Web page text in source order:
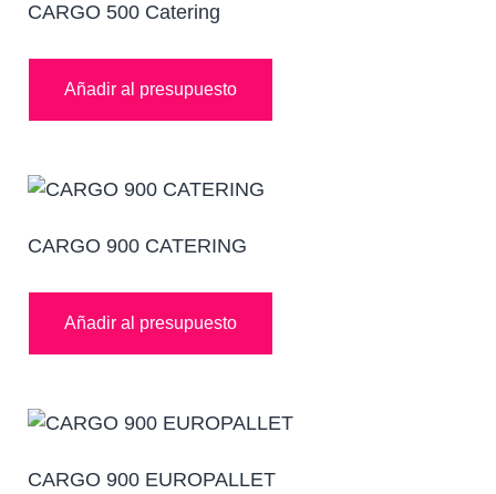
CARGO 500 Catering
Añadir al presupuesto
CARGO 900 CATERING
Añadir al presupuesto
CARGO 900 EUROPALLET